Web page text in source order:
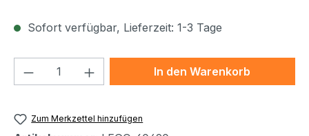
Sofort verfügbar, Lieferzeit: 1-3 Tage
Produkt Anzahl: Gib denIn den Warenkorb
Zum Merkzettel hinzufügen